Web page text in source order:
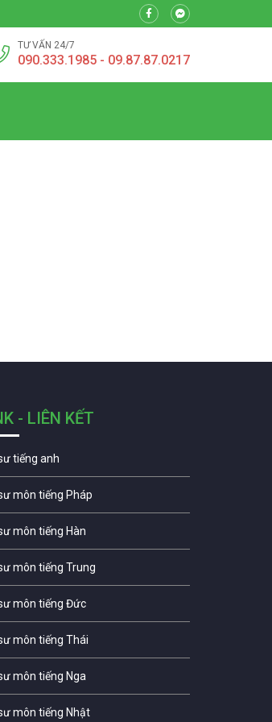
TƯ VẤN 24/7
090.333.1985 - 09.87.87.0217
- LIÊN KẾT
tiếng anh
môn tiếng Pháp
môn tiếng Hàn
môn tiếng Trung
môn tiếng Đức
môn tiếng Thái
môn tiếng Nga
môn tiếng Nhật